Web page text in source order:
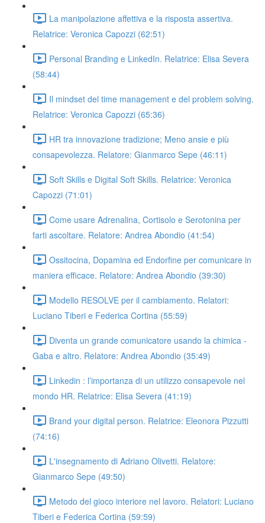
La manipolazione affettiva e la risposta assertiva.
Relatrice: Veronica Capozzi (62:51)
Personal Branding e LinkedIn. Relatrice: Elisa Severa
(58:44)
Il mindset del time management e del problem solving.
Relatrice: Veronica Capozzi (65:36)
HR tra innovazione tradizione; Meno ansie e più
consapevolezza. Relatore: Gianmarco Sepe (46:11)
Soft Skills e Digital Soft Skills. Relatrice: Veronica
Capozzi (71:01)
Come usare Adrenalina, Cortisolo e Serotonina per
farti ascoltare. Relatore: Andrea Abondio (41:54)
Ossitocina, Dopamina ed Endorfine per comunicare in
maniera efficace. Relatore: Andrea Abondio (39:30)
Modello RESOLVE per il cambiamento. Relatori:
Luciano Tiberi e Federica Cortina (55:59)
Diventa un grande comunicatore usando la chimica -
Gaba e altro. Relatore: Andrea Abondio (35:49)
Linkedin : l’importanza di un utilizzo consapevole nel
mondo HR. Relatrice: Elisa Severa (41:19)
Brand your digital person. Relatrice: Eleonora Pizzutti
(74:16)
L'insegnamento di Adriano Olivetti. Relatore:
Gianmarco Sepe (49:50)
Metodo del gioco interiore nel lavoro. Relatori: Luciano
Tiberi e Federica Cortina (59:59)